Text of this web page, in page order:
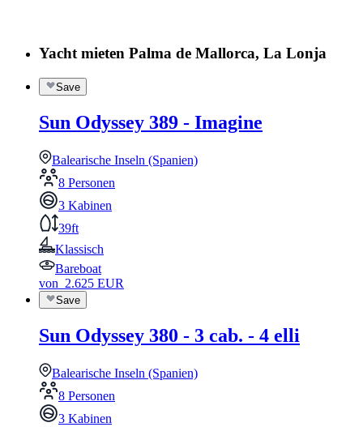
Yacht mieten Palma de Mallorca, La Lonja
Save
Sun Odyssey 389 - Imagine
Balearische Inseln (Spanien)
8 Personen
3 Kabinen
39ft
Klassisch
Bareboat
von 2.625 EUR
Save
Sun Odyssey 380 - 3 cab. - 4 elli
Balearische Inseln (Spanien)
8 Personen
3 Kabinen